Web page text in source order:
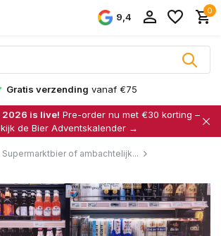
9,4
0
Gratis verzending vanaf €75
2026 is live! Pre-order nu met €30 korting –
de Bier Adventskalender →
Supermarktbier of ambachtelijk...